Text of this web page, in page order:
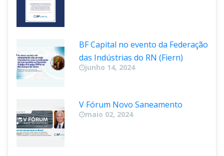
BF Capital no evento da Federação
das Indústrias do RN (Fiern)
junho 14, 2024
V Fórum Novo Saneamento
maio 02, 2024